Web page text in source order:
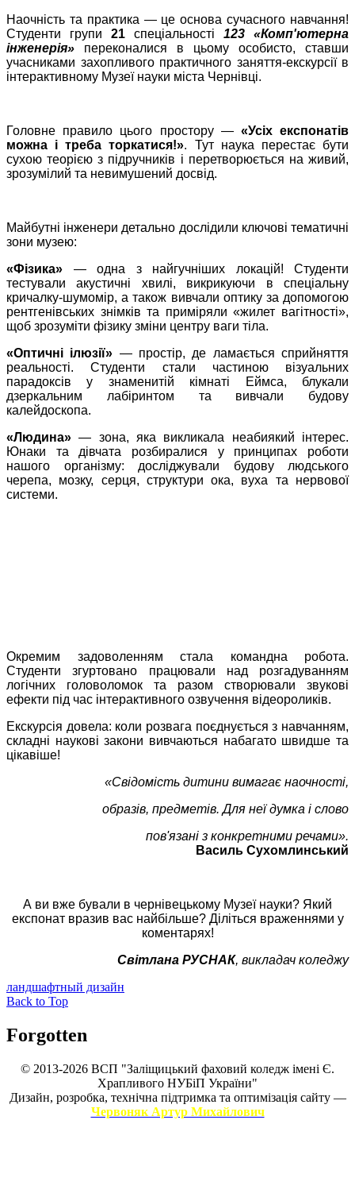
Наочність та практика — це основа сучасного навчання!
Студенти групи 21 спеціальності 123 «Комп'ютерна
інженерія» переконалися в цьому особисто, ставши
учасниками захопливого практичного заняття-екскурсії в
інтерактивному Музеї науки міста Чернівці.
Головне правило цього простору — «Усіх експонатів
можна і треба торкатися!». Тут наука перестає бути
сухою теорією з підручників і перетворюється на живий,
зрозумілий та невимушений досвід.
Майбутні інженери детально дослідили ключові тематичні
зони музею:
«Фізика» — одна з найгучніших локацій! Студенти
тестували акустичні хвилі, викрикуючи в спеціальну
кричалку-шумомір, а також вивчали оптику за допомогою
рентгенівських знімків та приміряли «жилет вагітності»,
щоб зрозуміти фізику зміни центру ваги тіла.
«Оптичні ілюзії» — простір, де ламається сприйняття
реальності. Студенти стали частиною візуальних
парадоксів у знаменитій кімнаті Еймса, блукали
дзеркальним лабіринтом та вивчали будову
калейдоскопа.
«Людина» — зона, яка викликала неабиякий інтерес.
Юнаки та дівчата розбиралися у принципах роботи
нашого організму: досліджували будову людського
черепа, мозку, серця, структури ока, вуха та нервової
системи.
Окремим задоволенням стала командна робота.
Студенти згуртовано працювали над розгадуванням
логічних головоломок та разом створювали звукові
ефекти під час інтерактивного озвучення відеороликів.
Екскурсія довела: коли розвага поєднується з навчанням,
складні наукові закони вивчаються набагато швидше та
цікавіше!
«Свідомість дитини вимагає наочності,
образів, предметів. Для неї думка і слово
пов'язані з конкретними речами».
Василь Сухомлинський
А ви вже бували в чернівецькому Музеї науки? Який
експонат вразив вас найбільше? Діліться враженнями у
коментарях!
Світлана РУСНАК, викладач коледжу
ландшафтный дизайн
Back to Top
Forgotten
© 2013-2026 ВСП "Заліщицький фаховий коледж імені Є.
Храпливого НУБіП України"
Дизайн, розробка, технічна підтримка та оптимізація сайту —
Червоняк Артур Михайлович